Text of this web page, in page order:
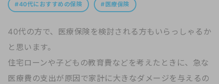
40代におすすめの保険 医療保険
40代の方で、医療保険を検討される方もいらっしゃるか
と思います。
住宅ローンや子どもの教育費などを考えたときに、急な
医療費の支出が原因で家計に大きなダメージを与えるの